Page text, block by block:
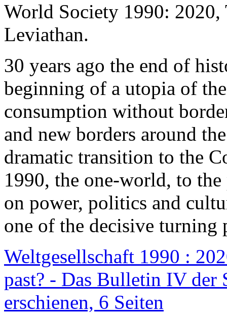
World Society 1990: 2020,
Leviathan.
30 years ago the end of
beginning of a utopia of
consumption without
and new borders around
dramatic transition to the
1990, the one-world, to the
on power, politics and
one of the decisive turning
Weltgesellschaft 1990 :
past? - Das Bulletin IV der
erschienen, 6 Seiten